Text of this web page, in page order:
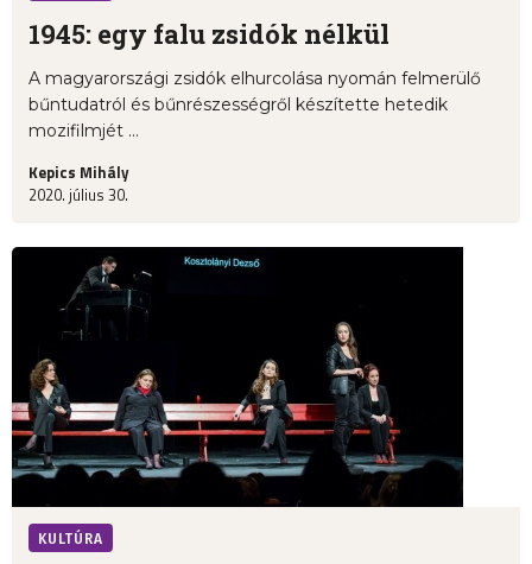
1945: egy falu zsidók nélkül
A magyarországi zsidók elhurcolása nyomán felmerülő
bűntudatról és bűnrészességről készítette hetedik
mozifilmjét ...
Kepics Mihály
2020. július 30.
KULTÚRA